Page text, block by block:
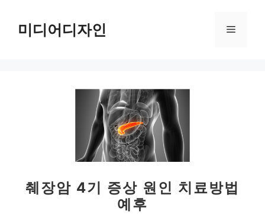
미디어디자인 메
췌장암 4기 증상 원인 치료방법
예후